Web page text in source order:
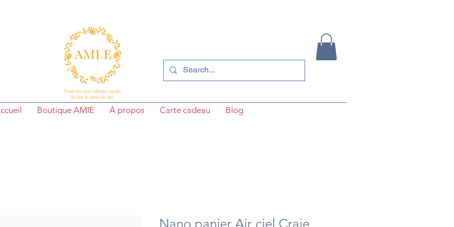
Boutique AMIE À propos Carte cadeau Blog
Nano panier Air ciel Craie